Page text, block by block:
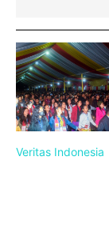
Veritas Indonesia